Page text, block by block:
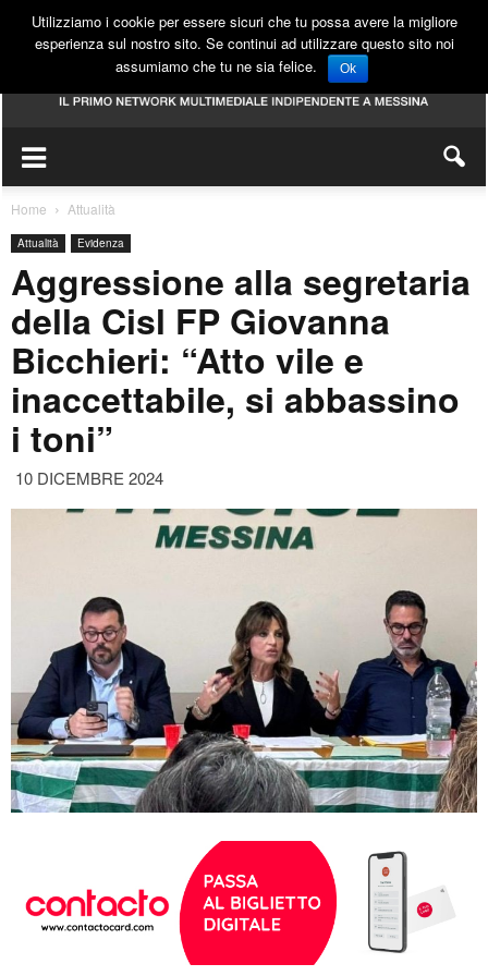
Home Attualità
Attualità Evidenza
Aggressione alla segretaria
della Cisl FP Giovanna
Bicchieri: “Atto vile e
inaccettabile, si abbassino
i toni”
10 DICEMBRE 2024
Utilizziamo i cookie per essere sicuri che tu possa avere la migliore
esperienza sul nostro sito. Se continui ad utilizzare questo sito noi
assumiamo che tu ne sia felice.
Ok